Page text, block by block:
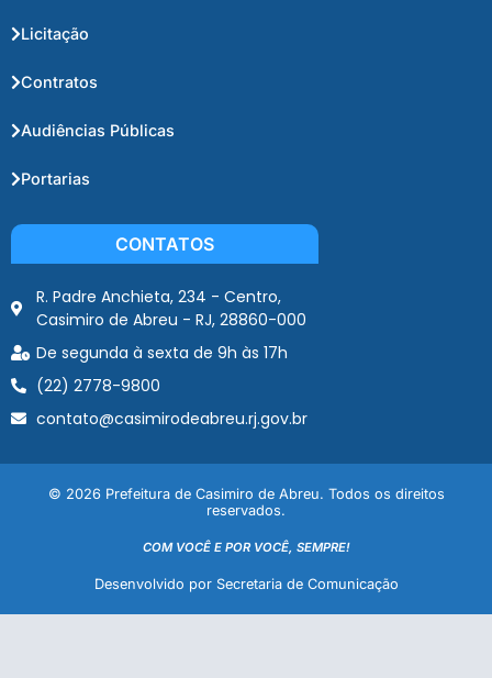
Licitação
Contratos
Audiências Públicas
Portarias
CONTATOS
R. Padre Anchieta, 234 - Centro,
Casimiro de Abreu - RJ, 28860-000
De segunda à sexta de 9h às 17h
(22) 2778-9800
contato@casimirodeabreu.rj.gov.br
© 2026 Prefeitura de Casimiro de Abreu. Todos os direitos
reservados.
COM VOCÊ E POR VOCÊ, SEMPRE!
Desenvolvido por Secretaria de Comunicação